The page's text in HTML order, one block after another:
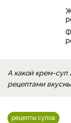
А какой крем-
рецептами
рецепты супов